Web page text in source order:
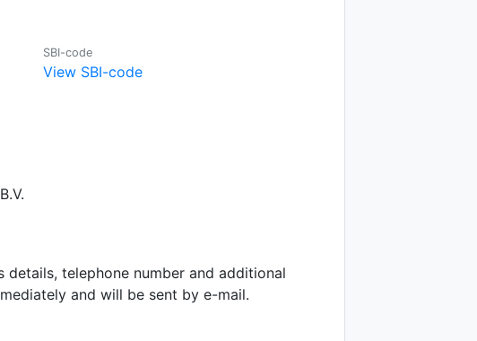
SBI-code
View SBI-code
telephone number and additional
and will be sent by e-mail.